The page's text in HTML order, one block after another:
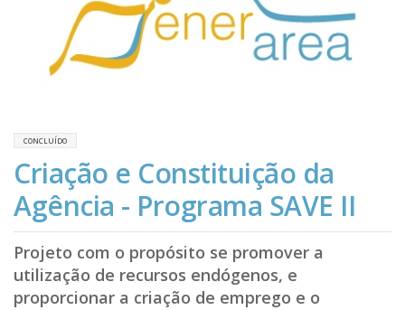
CONCLUÍDO
Criação e Constituição da
Agência - Programa SAVE II
Projeto com o propósito se promover a
utilização de recursos endógenos, e
proporcionar a criação de emprego e o